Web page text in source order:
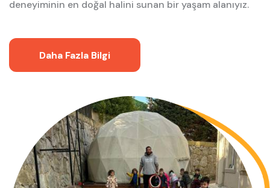
deneyiminin en doğal halini sunan bir yaşam alanıyız.
Daha Fazla Bilgi